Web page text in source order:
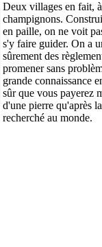
Deux villages en fait,
champignons.
en paille, on ne voit
s'y faire guider. On a
sûrement des
promener sans
grande connaissance
sûr que vous payerez
d'une pierre qu'après
recherché au monde.